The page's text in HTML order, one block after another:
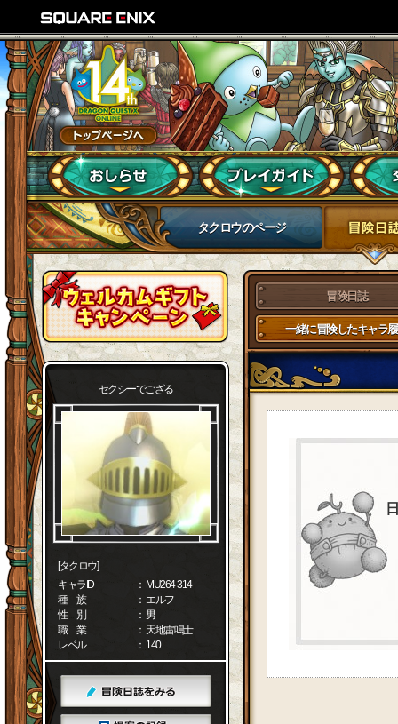
タクロウのページ
セクシーでござる
[タクロウ]
キャラID
： MU264-314
種 族
： エルフ
性 別
： 男
職 業
： 天地雷鳴士
レベル
： 140
冒険日誌
一緒に冒険したキャラ